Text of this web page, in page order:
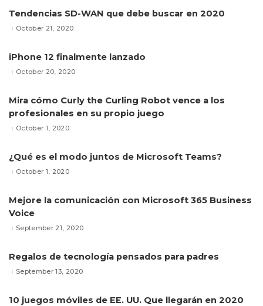
Tendencias SD-WAN que debe buscar en 2020
October 21, 2020
iPhone 12 finalmente lanzado
October 20, 2020
Mira cómo Curly the Curling Robot vence a los
profesionales en su propio juego
October 1, 2020
¿Qué es el modo juntos de Microsoft Teams?
October 1, 2020
Mejore la comunicación con Microsoft 365 Business
Voice
September 21, 2020
Regalos de tecnología pensados para padres
September 13, 2020
10 juegos móviles de EE. UU. Que llegarán en 2020